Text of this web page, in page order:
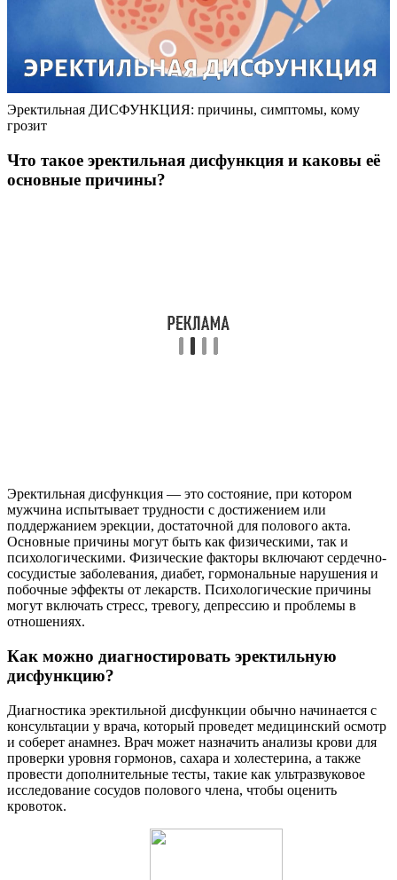
Эректильная ДИСФУНКЦИЯ: причины, симптомы, кому
грозит
Что такое эректильная дисфункция и каковы её
основные причины?
Эректильная дисфункция — это состояние, при котором
мужчина испытывает трудности с достижением или
поддержанием эрекции, достаточной для полового акта.
Основные причины могут быть как физическими, так и
психологическими. Физические факторы включают сердечно-
сосудистые заболевания, диабет, гормональные нарушения и
побочные эффекты от лекарств. Психологические причины
могут включать стресс, тревогу, депрессию и проблемы в
отношениях.
Как можно диагностировать эректильную
дисфункцию?
Диагностика эректильной дисфункции обычно начинается с
консультации у врача, который проведет медицинский осмотр
и соберет анамнез. Врач может назначить анализы крови для
проверки уровня гормонов, сахара и холестерина, а также
провести дополнительные тесты, такие как ультразвуковое
исследование сосудов полового члена, чтобы оценить
кровоток.